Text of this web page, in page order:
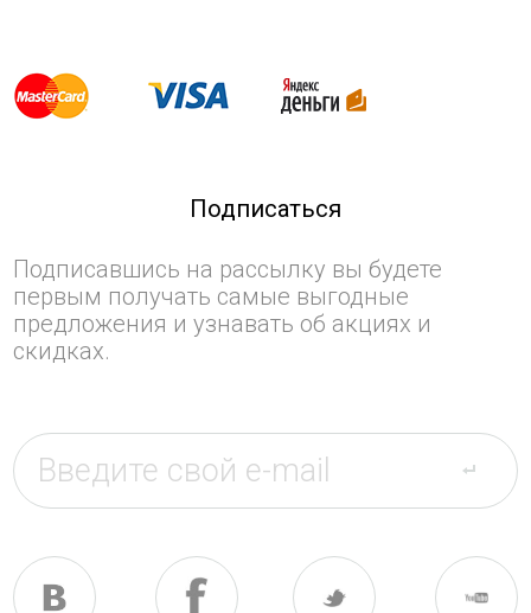
Подписаться
Подписавшись на рассылку вы будете
первым получать самые выгодные
предложения и узнавать об акциях и
скидках.